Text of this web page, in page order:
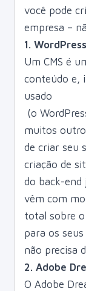
você pode
empresa –
1.
Um CMS é
conteúdo e,
usado
(o
muitos
de criar seu
criação de
do back-end
vêm com
total sobre
para os seus
não precisa
2. Adobe
O Adobe